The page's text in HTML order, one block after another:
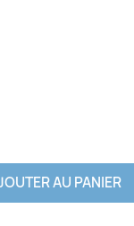
AU PANIER